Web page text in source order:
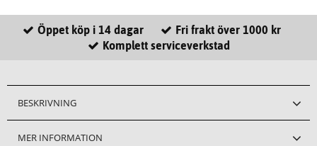
Öppet köp i 14 dagar
Fri frakt över 1000 kr
Komplett serviceverkstad
BESKRIVNING
MER INFORMATION